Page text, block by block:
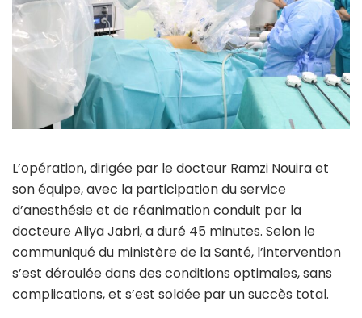
L’opération, dirigée par le docteur Ramzi Nouira et
son équipe, avec la participation du service
d’anesthésie et de réanimation conduit par la
docteure Aliya Jabri, a duré 45 minutes. Selon le
communiqué du ministère de la Santé, l’intervention
s’est déroulée dans des conditions optimales, sans
complications, et s’est soldée par un succès total.